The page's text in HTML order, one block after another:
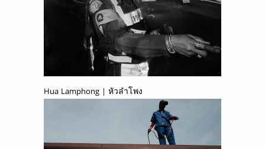
Hua Lamphong | หัวลำโพง